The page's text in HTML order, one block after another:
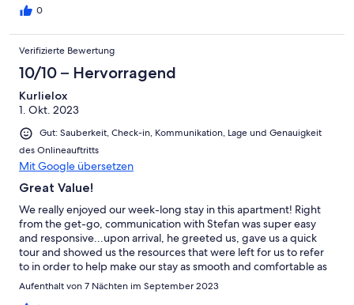
0
Verifizierte Bewertung
10/10 – Hervorragend
Kurlielox
1. Okt. 2023
Gut: Sauberkeit, Check-in, Kommunikation, Lage und Genauigkeit
des Onlineauftritts
Mit Google übersetzen
Great Value!
We really enjoyed our week-long stay in this apartment! Right
from the get-go, communication with Stefan was super easy
and responsive...upon arrival, he greeted us, gave us a quick
tour and showed us the resources that were left for us to refer
to in order to help make our stay as smooth and comfortable as
possible. The apartment was clean and very well equipped -
within easy walking distance to shops and the terrific transit
Aufenthalt von 7 Nächten im September 2023